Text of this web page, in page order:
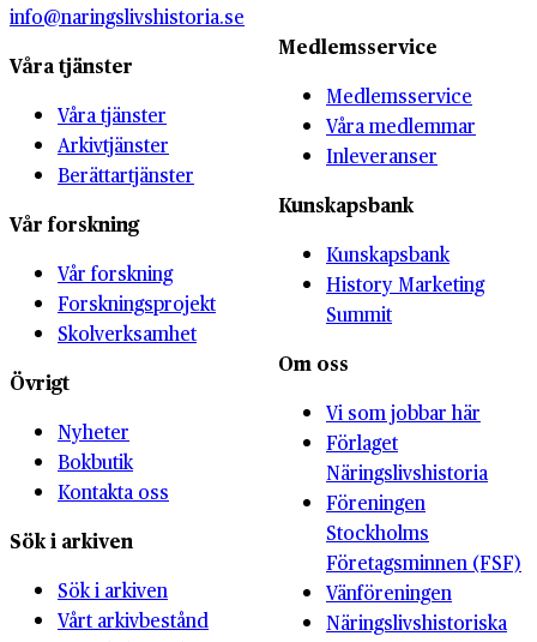
info@naringslivshistoria.se
Våra tjänster
Våra tjänster
Arkivtjänster
Berättartjänster
Vår forskning
Vår forskning
Forskningsprojekt
Skolverksamhet
Övrigt
Nyheter
Bokbutik
Kontakta oss
Sök i arkiven
Sök i arkiven
Vårt arkivbestånd
Medlemsservice
Medlemsservice
Våra medlemmar
Inleveranser
Kunskapsbank
Kunskapsbank
History Marketing
Summit
Om oss
Vi som jobbar här
Förlaget
Näringslivshistoria
Föreningen
Stockholms
Företagsminnen (FSF)
Vänföreningen
Näringslivshistoriska